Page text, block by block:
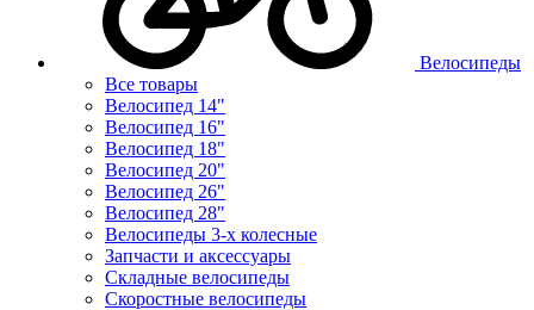
Велосипеды
Все товары
Велосипед 14"
Велосипед 16"
Велосипед 18"
Велосипед 20"
Велосипед 26"
Велосипед 28"
Велосипеды 3-х колесные
Запчасти и аксессуары
Складные велосипеды
Скоростные велосипеды